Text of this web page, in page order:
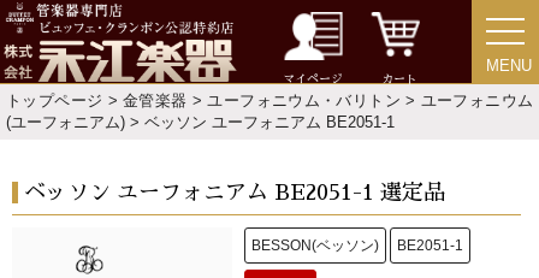
マイページ カート
MENU
MENU
トップページ >金管楽器 >ユーフォニウム・バリトン > ユーフォニウム
(ユーフォニアム) > ベッソン ユーフォニアム BE2051-1
ベッソン ユーフォニアム BE2051-1 選定品
BESSON(ベッソン) BE2051-1